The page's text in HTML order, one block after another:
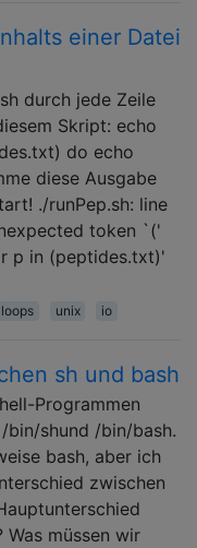
einer Datei
durch jede Zeile
Skript: echo
do echo
diese Ausgabe
./runPep.sh: line
token `('
p in (peptides.txt)'
loops unix io
sh und bash
Programmen
shund /bin/bash.
bash, aber ich
zwischen
Was müssen wir